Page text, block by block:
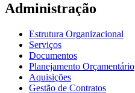
Administração
Estrutura Organizacional
Serviços
Documentos
Planejamento Orçamentário
Aquisições
Gestão de Contratos